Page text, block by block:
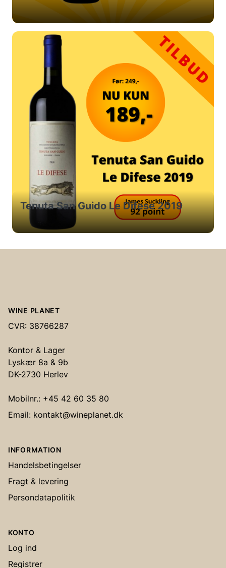
Tenuta San Guido Le Difese 2019
WINE PLANET
CVR: 38766287
Kontor & Lager
Lyskær 8a & 9b
DK-2730 Herlev
Mobilnr.: +45 42 60 35 80
Email: kontakt@wineplanet.dk
INFORMATION
Handelsbetingelser
Fragt & levering
Persondatapolitik
KONTO
Log ind
Registrer